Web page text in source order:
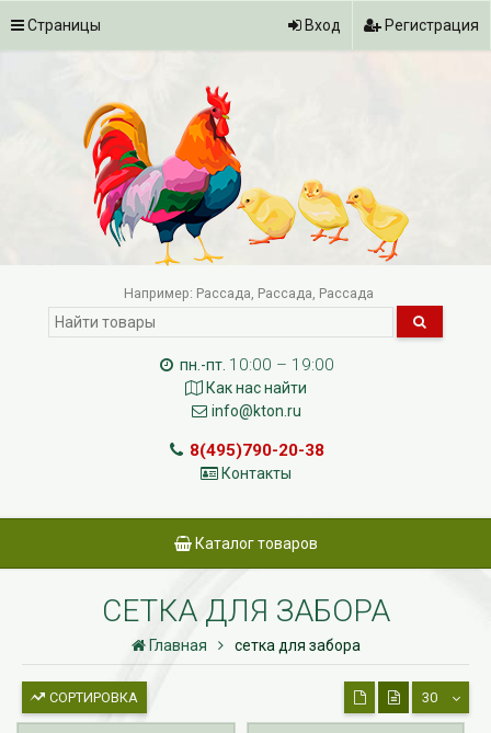
Страницы Вход Регистрация
Например: Рассада Рассада Рассада
пн.-пт. 10:00 – 19:00
Как нас найти
info@kton.ru
8(495)790-20-38
Контакты
Каталог товаров
СЕТКА ДЛЯ ЗАБОРА
Главная сетка для забора
СОРТИРОВКА 30